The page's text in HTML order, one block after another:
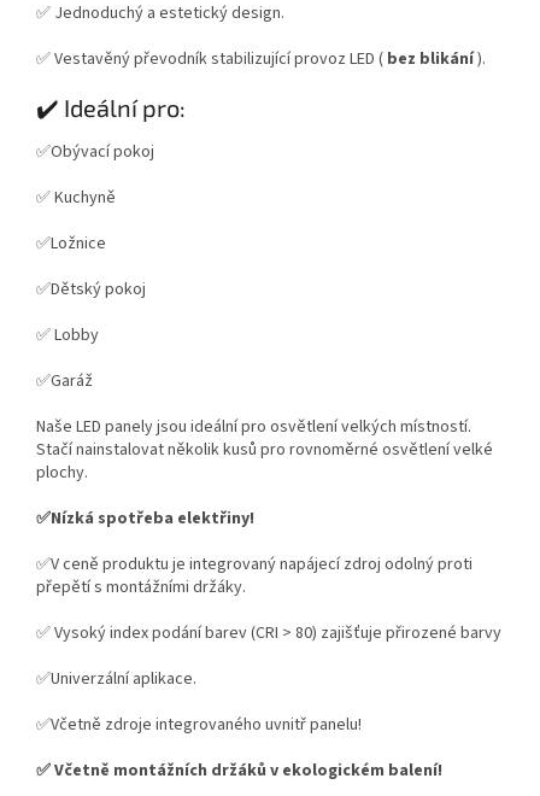
✅ Jednoduchý a estetický design.
✅ Vestavěný převodník stabilizující provoz LED ( bez blikání).
✔️ Ideální pro:
✅Obývací pokoj
✅ Kuchyně
✅Ložnice
✅Dětský pokoj
✅ Lobby
✅Garáž
Naše LED panely jsou ideální pro osvětlení velkých místností.
Stačí nainstalovat několik kusů pro rovnoměrné osvětlení velké
plochy.
✅Nízká spotřeba elektřiny!
✅V ceně produktu je integrovaný napájecí zdroj odolný proti
přepětí s montážními držáky.
✅ Vysoký index podání barev (CRI > 80) zajišťuje přirozené barvy
✅Univerzální aplikace.
✅Včetně zdroje integrovaného uvnitř panelu!
✅ Včetně montážních držáků v ekologickém balení!